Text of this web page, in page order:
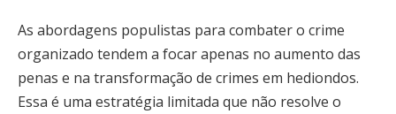
As abordagens populistas para combater o crime
organizado tendem a focar apenas no aumento das
penas e na transformação de crimes em hediondos.
Essa é uma estratégia limitada que não resolve o